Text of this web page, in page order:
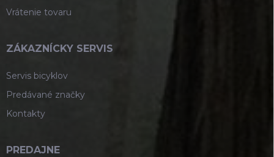
Vrátenie tovaru
ZÁKAZNÍCKY SERVIS
Servis bicyklov
Predávané značky
Kontakty
PREDAJNE